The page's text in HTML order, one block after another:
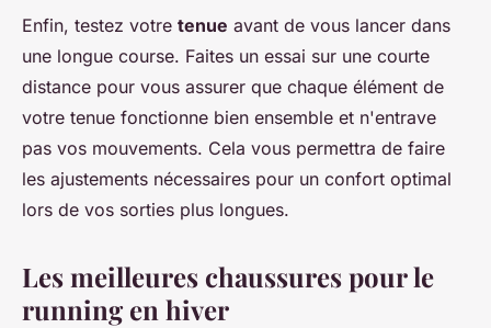
Enfin, testez votre tenue avant de vous lancer dans
une longue course. Faites un essai sur une courte
distance pour vous assurer que chaque élément de
votre tenue fonctionne bien ensemble et n'entrave
pas vos mouvements. Cela vous permettra de faire
les ajustements nécessaires pour un confort optimal
lors de vos sorties plus longues.
Les meilleures chaussures pour le
running en hiver